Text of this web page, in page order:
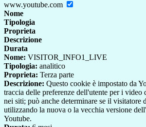
www.youtube.com
Nome
Tipologia
Proprieta
Descrizione
Durata
Nome: VISITOR_INFO1_LIVE
Tipologia: analitico
Proprieta: Terza parte
Descrizione: Questo cookie è impostato da
traccia delle preferenze dell'utente per i video
nei siti; può anche determinare se il visitatore
utilizzando la nuova o la vecchia versione
Youtube.